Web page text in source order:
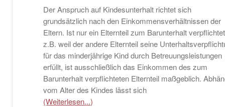
Der Anspruch auf Kindesunterhalt richtet sich
grundsätzlich nach den Einkommensverhältnissen der
Eltern. Ist nur ein Elternteil zum Barunterhalt
z.B. weil der andere Elternteil seine
für das minderjährige Kind durch Betreuungsleistungen
erfüllt, ist ausschließlich das Einkommen des zum
Barunterhalt verpflichteten Elternteil maßgeblich.
vom Alter des Kindes lässt sich
(Weiterlesen...)